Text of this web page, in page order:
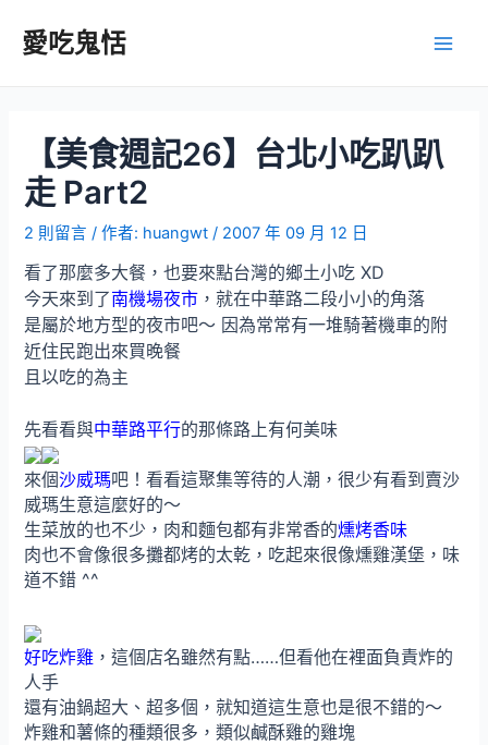
愛吃鬼恬
【美食週記26】台北小吃趴趴
走 Part2
2 則留言 / 作者: huangwt/ 2007 年 09 月 12 日
看了那麼多大餐，也要來點台灣的鄉土小吃 XD
今天來到了南機場夜市 ，就在中華路二段小小的角落
是屬於地方型的夜市吧～ 因為常常有一堆騎著機車的附
近住民跑出來買晚餐
且以吃的為主
先看看與中華路平行的那條路上有何美味
來個沙威瑪吧！看看這聚集等待的人潮，很少有看到賣沙
威瑪生意這麼好的～
生菜放的也不少，肉和麵包都有非常香的燻烤香味
肉也不會像很多攤都烤的太乾，吃起來很像燻雞漢堡，味
道不錯 ^^
好吃炸雞 ，這個店名雖然有點……但看他在裡面負責炸的
人手
還有油鍋超大、超多個，就知道這生意也是很不錯的～
炸雞和薯條的種類很多，類似鹹酥雞的雞塊